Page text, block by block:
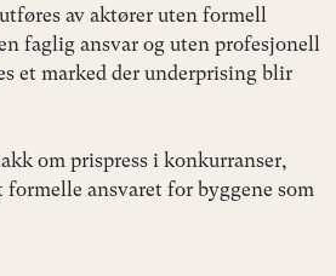
av aktører uten formell
faglig ansvar og uten profesjonell
et marked der underprising blir
om prispress i konkurranser,
formelle ansvaret for byggene som